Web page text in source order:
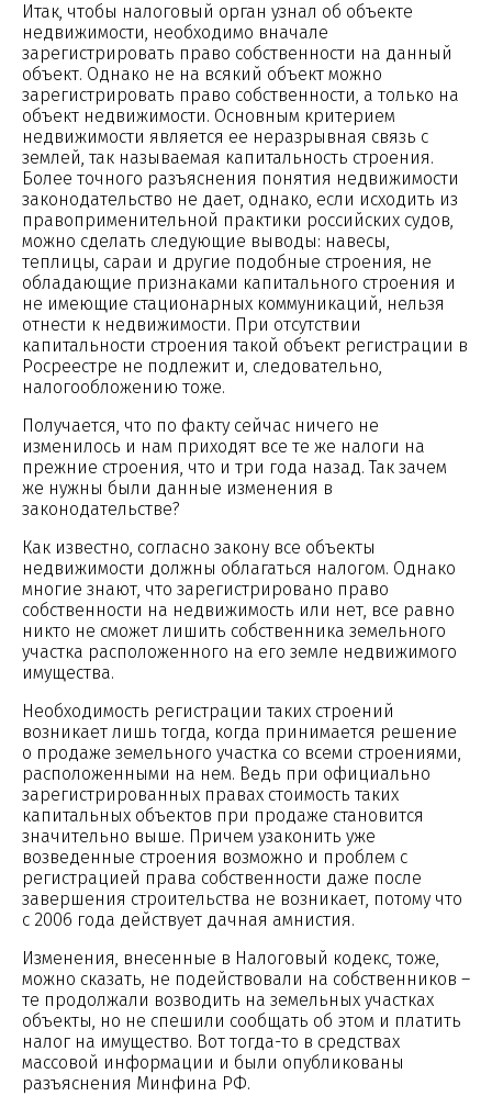
Итак, чтобы налоговый орган узнал об объекте
недвижимости, необходимо вначале
зарегистрировать право собственности на данный
объект. Однако не на всякий объект можно
зарегистрировать право собственности, а только на
объект недвижимости. Основным критерием
недвижимости является ее неразрывная связь с
землей, так называемая капитальность строения.
Более точного разъяснения понятия недвижимости
законодательство не дает, однако, если исходить из
правоприменительной практики российских судов,
можно сделать следующие выводы: навесы,
теплицы, сараи и другие подобные строения, не
обладающие признаками капитального строения и
не имеющие стационарных коммуникаций, нельзя
отнести к недвижимости. При отсутствии
капитальности строения такой объект регистрации в
Росреестре не подлежит и, следовательно,
налогообложению тоже.
Получается, что по факту сейчас ничего не
изменилось и нам приходят все те же налоги на
прежние строения, что и три года назад. Так зачем
же нужны были данные изменения в
законодательстве?
Как известно, согласно закону все объекты
недвижимости должны облагаться налогом. Однако
многие знают, что зарегистрировано право
собственности на недвижимость или нет, все равно
никто не сможет лишить собственника земельного
участка расположенного на его земле недвижимого
имущества.
Необходимость регистрации таких строений
возникает лишь тогда, когда принимается решение
о продаже земельного участка со всеми строениями,
расположенными на нем. Ведь при официально
зарегистрированных правах стоимость таких
капитальных объектов при продаже становится
значительно выше. Причем узаконить уже
возведенные строения возможно и проблем с
регистрацией права собственности даже после
завершения строительства не возникает, потому что
с 2006 года действует дачная амнистия.
Изменения, внесенные в Налоговый кодекс, тоже,
можно сказать, не подействовали на собственников –
те продолжали возводить на земельных участках
объекты, но не спешили сообщать об этом и платить
налог на имущество. Вот тогда-то в средствах
массовой информации и были опубликованы
разъяснения Минфина РФ.